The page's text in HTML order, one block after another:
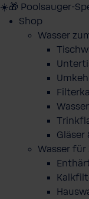
☀️🎁 Poolsauger-
Shop
Wasser
Gläser
Wasser für